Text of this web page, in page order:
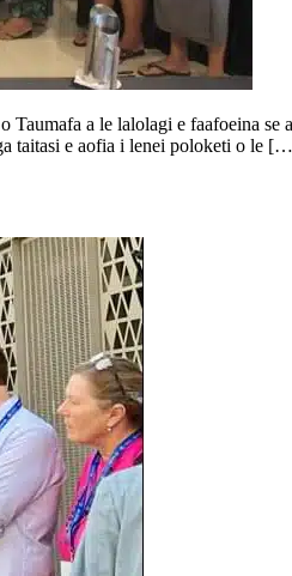
a le lalolagi e faafoeina
taitasi e aofia i lenei poloketi o le